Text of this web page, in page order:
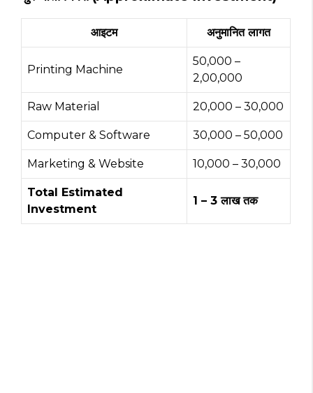
आइटम अनुमानित लागत
Printing Machine
₹50,000 –
₹2,00,000
Raw Material ₹20,000 – ₹30,000
Computer & Software ₹30,000 – ₹50,000
Marketing & Website ₹10,000 – ₹30,000
Total Estimated
Investment
₹1 – ₹3 लाख तक